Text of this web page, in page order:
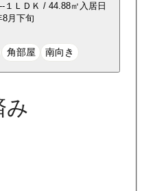
１ＬＤＫ / 44.88㎡ 入居日
8月下旬
角部屋 南向き
み